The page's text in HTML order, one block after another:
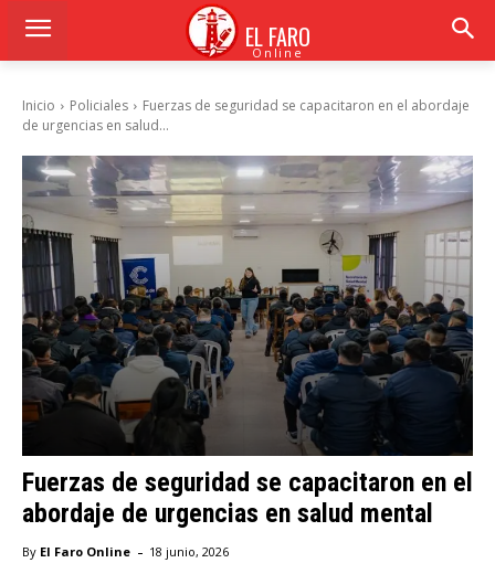
EL FARO
Online
Inicio Policiales
Fuerzas de seguridad se capacitaron en el abordaje
de urgencias en salud...
Fuerzas de seguridad se capacitaron en el
abordaje de urgencias en salud mental
By El Faro Online - 18 junio, 2026